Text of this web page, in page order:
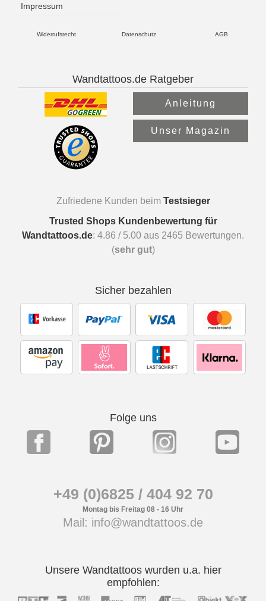
Impressum
Widerrufsrecht Datenschutz AGB
Wandtattoos.de Ratgeber
Anleitung
Unser Magazin
Zufriedene Kunden beim Testsieger
Trusted Shops Kundenbewertung für
Wandtattoos.de: 4.86 / 5.00 aus 2465 Bewertungen.
(sehr gut)
Sicher bezahlen
Folge uns
+49 (0)6825 / 404 92 70
Montag bis Freitag 08 - 16 Uhr
Mail: info@wandtattoos.de
Unsere Wandtattoos wurden u.a. hier
empfohlen: